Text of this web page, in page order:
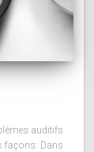
auditifs
façons: Dans